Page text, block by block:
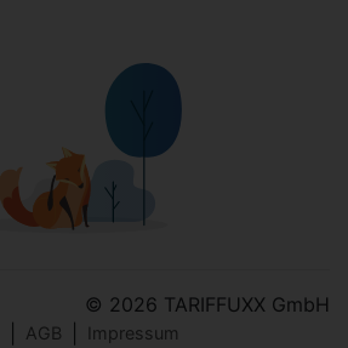
© 2026 TARIFFUXX GmbH
AGB Impressum